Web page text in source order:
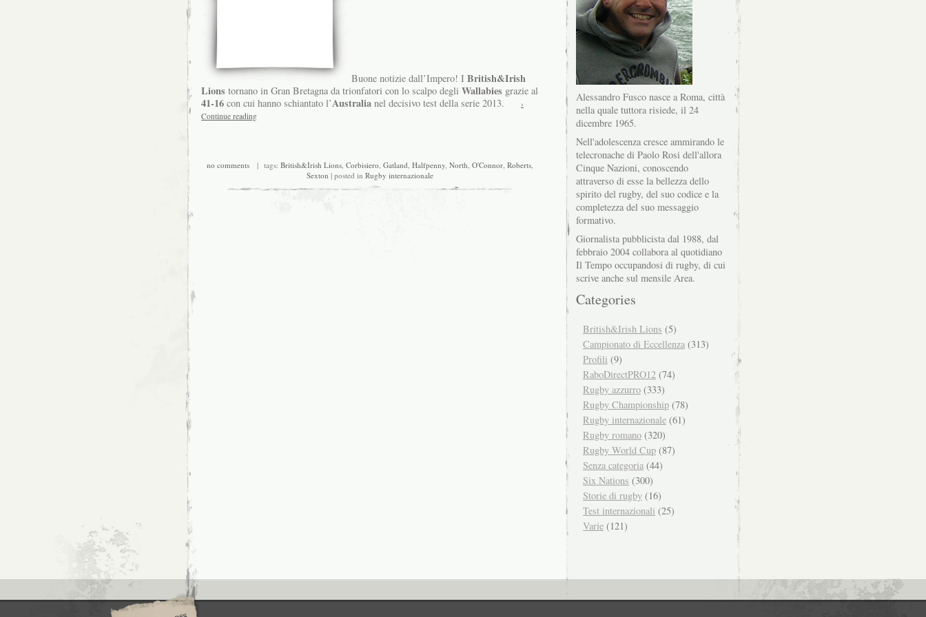
Buone notizie dall’Impero! I British&Irish
Lions tornano in Gran Bretagna da trionfatori con lo scalpo degli Wallabies grazie al
41-16 con cui hanno schiantato l’Australia nel decisivo test della serie 2013.
›
Continue reading
no comments | tags: British&Irish Lions Corbisiero Gatland Halfpenny North O'Connor Roberts
Sexton | posted in Rugby internazionale
Alessandro Fusco nasce a Roma, città
nella quale tuttora risiede, il 24
dicembre 1965.
Nell'adolescenza cresce ammirando le
telecronache di Paolo Rosi dell'allora
Cinque Nazioni, conoscendo
attraverso di esse la bellezza dello
spirito del rugby, del suo codice e la
completezza del suo messaggio
formativo.
Giornalista pubblicista dal 1988, dal
febbraio 2004 collabora al quotidiano
Il Tempo occupandosi di rugby, di cui
scrive anche sul mensile Area.
Categories
British&Irish Lions (5)
Campionato di Eccellenza (313)
Profili (9)
RaboDirectPRO12 (74)
Rugby azzurro (333)
Rugby Championship (78)
Rugby internazionale (61)
Rugby romano (320)
Rugby World Cup (87)
Senza categoria (44)
Six Nations (300)
Storie di rugby (16)
Test internazionali (25)
Varie (121)